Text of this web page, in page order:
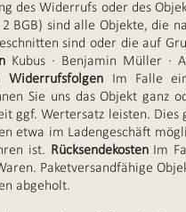
des Widerrufs oder des
BGB) sind alle Objekte, die
sind oder die auf
Kubus · Benjamin Müller ·
Widerrufsfolgen Im Falle
Sie uns das Objekt ganz
ggf. Wertersatz leisten. Dies
etwa im Ladengeschäft
ist.
RücksendekostenIm
Paketversandfähige
abgeholt.